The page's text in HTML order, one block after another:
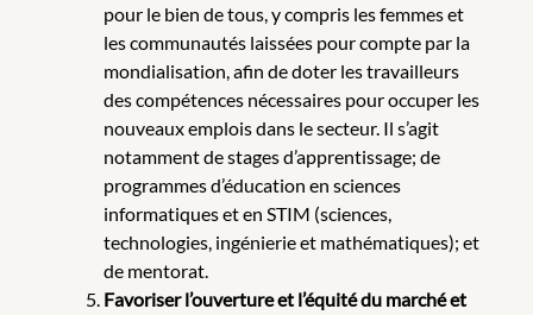
pour le bien de tous, y compris les femmes et
les communautés laissées pour compte par la
mondialisation, afin de doter les travailleurs
des compétences nécessaires pour occuper les
nouveaux emplois dans le secteur. Il s’agit
notamment de stages d’apprentissage; de
programmes d’éducation en sciences
informatiques et en STIM (sciences,
technologies, ingénierie et mathématiques); et
de mentorat.
Favoriser l’ouverture et l’équité du marché et